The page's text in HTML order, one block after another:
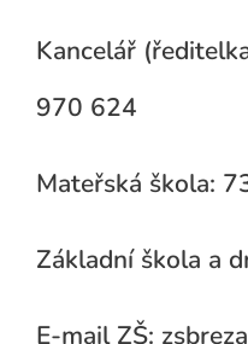
Kancelář
970 624
Mateřská škola:
Základní škola a
E-mail ZŠ: